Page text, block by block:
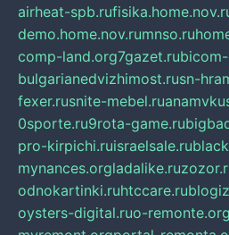
airheat-spb.ru
demo.home.nov.rumnso.ru
comp-land.org7gazet.ru
bulgarianedvizhimost.rusn-
fexer.rusnite-mebel.ru
0sporte.ru9rota-game.ru
pro-kirpichi.ruisraelsale.ru
mynances.orgladalike.ru
odnokartinki.ruhtccare.ru
oysters-digital.ruo-remonte.org